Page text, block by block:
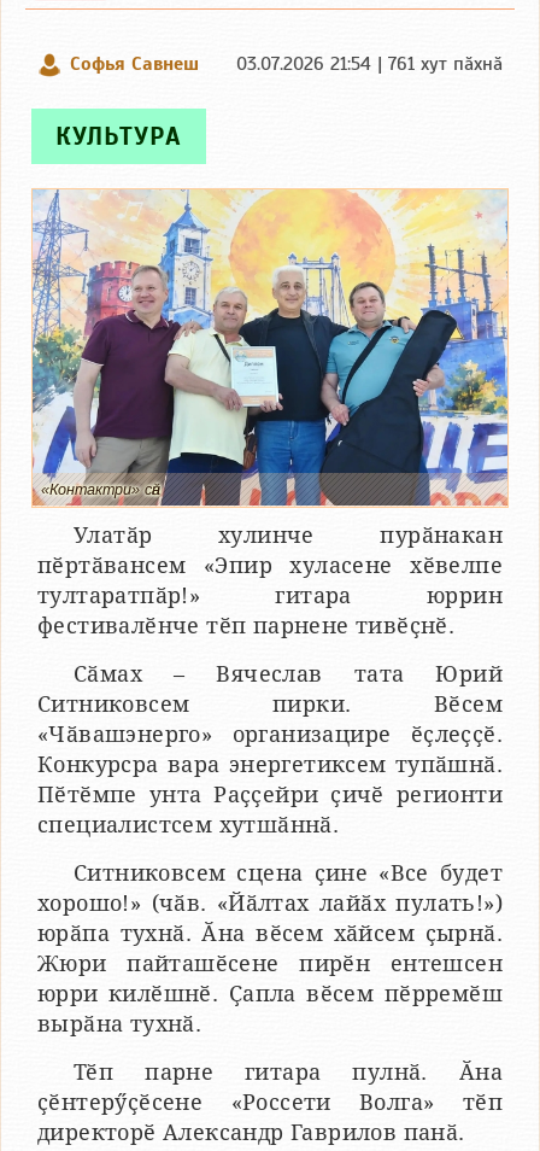
Софья Савнеш 03.07.2026 21:54 | 761 хут пӑхнӑ
КУЛЬТУРА
«Контактри» сӑн
Улатӑр хулинче пурӑнакан
пӗртӑвансем «Эпир хуласене хӗвелпе
тултаратпӑр!» гитара юррин
фестивалӗнче тӗп парнене тивӗҫнӗ.
Сӑмах – Вячеслав тата Юрий
Ситниковсем пирки. Вӗсем
«Чӑвашэнерго» организацире ӗҫлеҫҫӗ.
Конкурсра вара энергетиксем тупӑшнӑ.
Пӗтӗмпе унта Раҫҫейри ҫичӗ регионти
специалистсем хутшӑннӑ.
Ситниковсем сцена ҫине «Все будет
хорошо!» (чӑв. «Йӑлтах лайӑх пулать!»)
юрӑпа тухнӑ. Ӑна вӗсем хӑйсем ҫырнӑ.
Жюри пайташӗсене пирӗн ентешсен
юрри килӗшнӗ. Ҫапла вӗсем пӗрремӗш
вырӑна тухнӑ.
Тӗп парне гитара пулнӑ. Ӑна
ҫӗнтерӳҫӗсене «Россети Волга» тӗп
директорӗ Александр Гаврилов панӑ.